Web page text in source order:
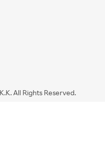
All Rights Reserved.